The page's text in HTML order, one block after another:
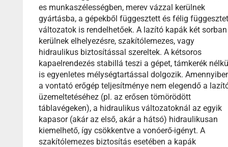
es munkaszélességben, merev vázzal kerülnek
gyártásba, a gépekből függesztett és félig
változatok is rendelhetőek. A lazító kapák két sorban
kerülnek elhelyezésre, szakítólemezes, vagy
hidraulikus biztosítással szereltek. A kétsoros
kapaelrendezés stabillá teszi a gépet, támkerék
is egyenletes mélységtartással dolgozik.
a vontató erőgép teljesítménye nem elegendő a
üzemeltetéséhez (pl. az erősen tömörödött
táblavégeken), a hidraulikus változatoknál az egyik
kapasor (akár az első, akár a hátsó) hidraulikusan
kiemelhető, így csökkentve a vonóerő-igényt. A
szakítólemezes biztosítás esetében a kapák